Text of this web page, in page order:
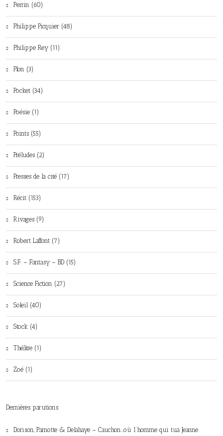
Perrin (60)
Philippe Picquier (48)
Philippe Rey (11)
Plon (3)
Pocket (34)
Poésie (1)
Points (55)
Préludes (2)
Presses de la cité (17)
Récit (153)
Rivages (9)
Robert Laffont (7)
S.F. – Fantasy – BD (15)
Science Fiction (27)
Soleil (40)
Stock (4)
Théâtre (1)
Zoé (1)
Dernières parutions
Dorison, Parnotte & Delahaye – Cauchon…où l’homme qui tua Jeanne